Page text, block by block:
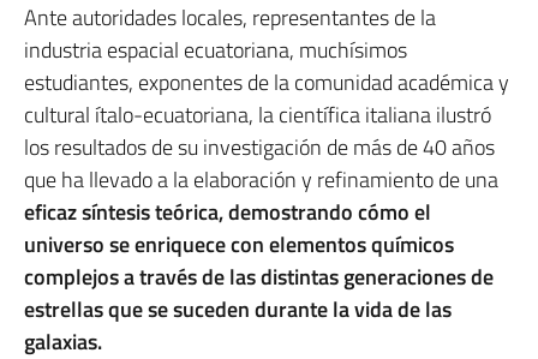
Ante autoridades locales, representantes de la
industria espacial ecuatoriana, muchísimos
estudiantes, exponentes de la comunidad académica y
cultural ítalo-ecuatoriana, la científica italiana ilustró
los resultados de su investigación de más de 40 años
que ha llevado a la elaboración y refinamiento de una
eficaz síntesis teórica, demostrando cómo el
universo se enriquece con elementos químicos
complejos a través de las distintas generaciones de
estrellas que se suceden durante la vida de las
galaxias.